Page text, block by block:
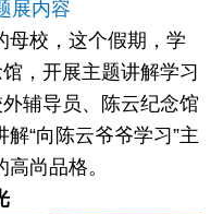
展内容
母校，这个假期，学
，开展主题讲解学习
辅导员、陈云纪念馆
“向陈云爷爷学习”主
尚品格。